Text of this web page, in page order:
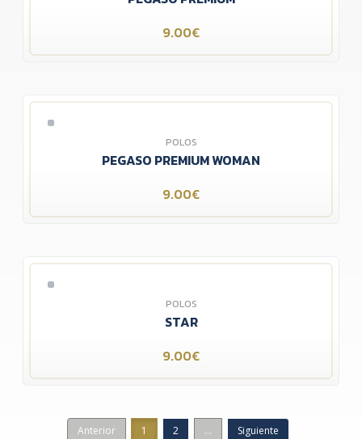
9.00€
POLOS
PEGASO PREMIUM WOMAN
9.00€
POLOS
STAR
9.00€
Anterior 1 2 ... Siguiente